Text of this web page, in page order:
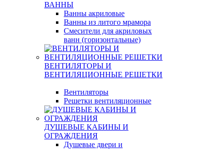
ВАННЫ
Ванны акриловые
Ванны из литого мрамора
Смесители для акриловых
ванн (горизонтальные)
ВЕНТИЛЯТОРЫ И
ВЕНТИЛЯЦИОННЫЕ РЕШЕТКИ
Вентиляторы
Решетки вентиляционные
ДУШЕВЫЕ КАБИНЫ И
ОГРАЖДЕНИЯ
Душевые двери и